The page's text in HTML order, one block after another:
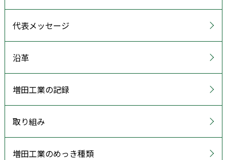
代表メッセージ
沿革
増田工業の記録
取り組み
増田工業のめっき種類